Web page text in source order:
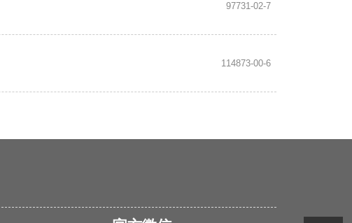
97731-02-7
114873-00-6